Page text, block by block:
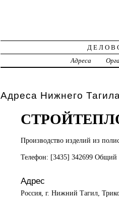
Адреса
Адреса Нижнего
Производство изделий из
Телефон: [3435] 342699 Общий
Адрес
Россия, г. Нижний Тагил,